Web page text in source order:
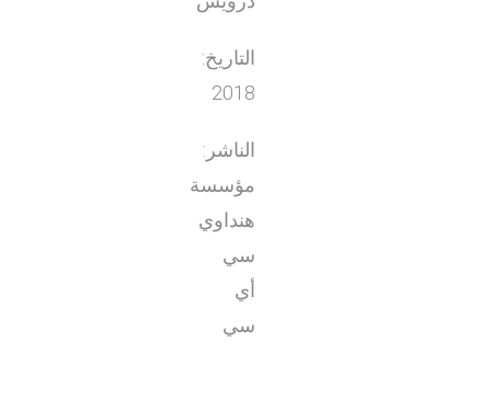
التاريخ:
2018
الناشر:
مؤسسة
هنداوي
سي
أي
سي